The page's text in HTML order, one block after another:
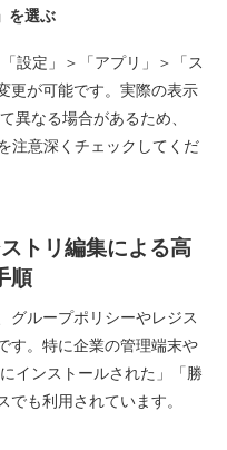
を選ぶ
設定」＞「アプリ」＞「ス
更が可能です。実際の表示
異なる場合があるため、
注意深くチェックしてくだ
トリ編集による高
順
グループポリシーやレジス
す。特に企業の管理端末や
インストールされた」「勝
も利用されています。